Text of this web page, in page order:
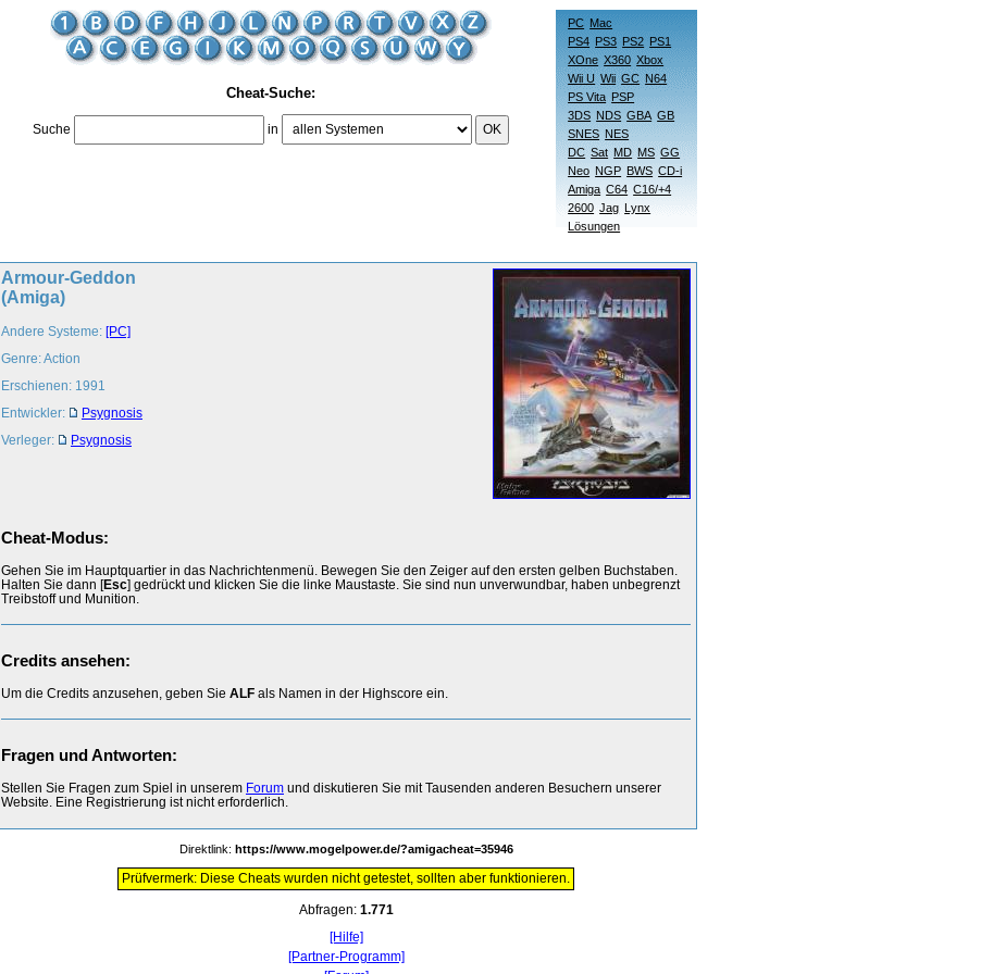
Cheat-Suche:
Suche in OK
PC Mac
PS4 PS3 PS2 PS1
XOne X360 Xbox
Wii U Wii GC N64
PS Vita PSP
3DS NDS GBA GB
SNES NES
DC Sat MD MS GG
Neo NGP BWS CD-i
Amiga C64 C16/+4
2600 Jag Lynx
Lösungen
Armour-Geddon
(Amiga)
Andere Systeme: [PC]
Genre: Action
Erschienen: 1991
Entwickler:
Psygnosis
Verleger:
Psygnosis
Cheat-Modus:
Gehen Sie im Hauptquartier in das Nachrichtenmenü. Bewegen Sie den Zeiger auf den ersten gelben Buchstaben.
Halten Sie dann [Esc] gedrückt und klicken Sie die linke Maustaste. Sie sind nun unverwundbar, haben unbegrenzt
Treibstoff und Munition.
Credits ansehen:
Um die Credits anzusehen, geben Sie ALF als Namen in der Highscore ein.
Fragen und Antworten:
Stellen Sie Fragen zum Spiel in unserem Forum und diskutieren Sie mit Tausenden anderen Besuchern unserer
Website. Eine Registrierung ist nicht erforderlich.
Direktlink: https://www.mogelpower.de/?amigacheat=35946
Prüfvermerk: Diese Cheats wurden nicht getestet, sollten aber funktionieren.
Abfragen: 1.771
[Hilfe]
[Partner-Programm]